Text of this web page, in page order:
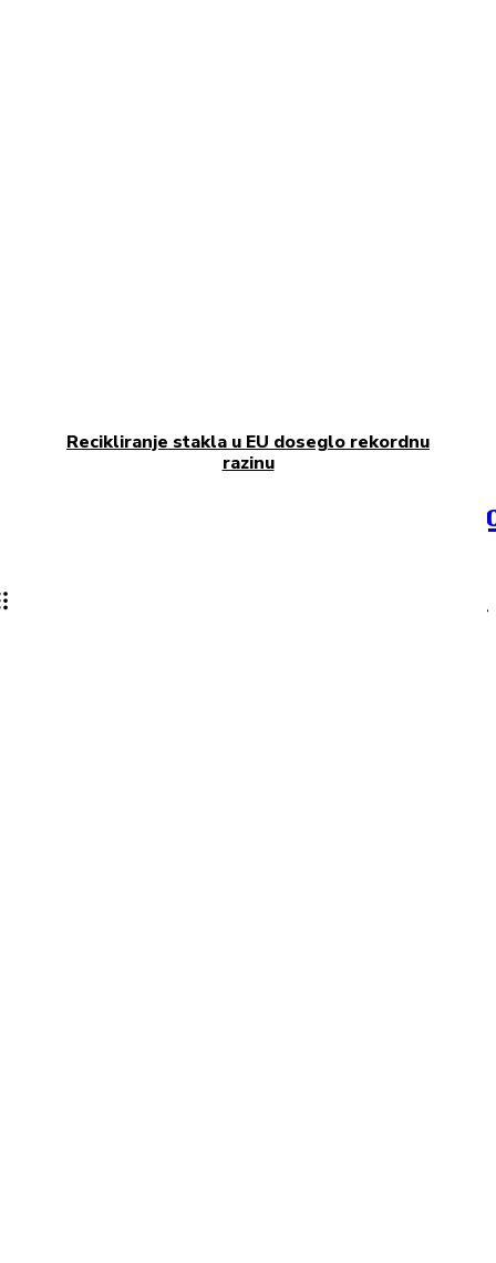
Recikliranje stakla u EU doseglo rekordnu
razinu